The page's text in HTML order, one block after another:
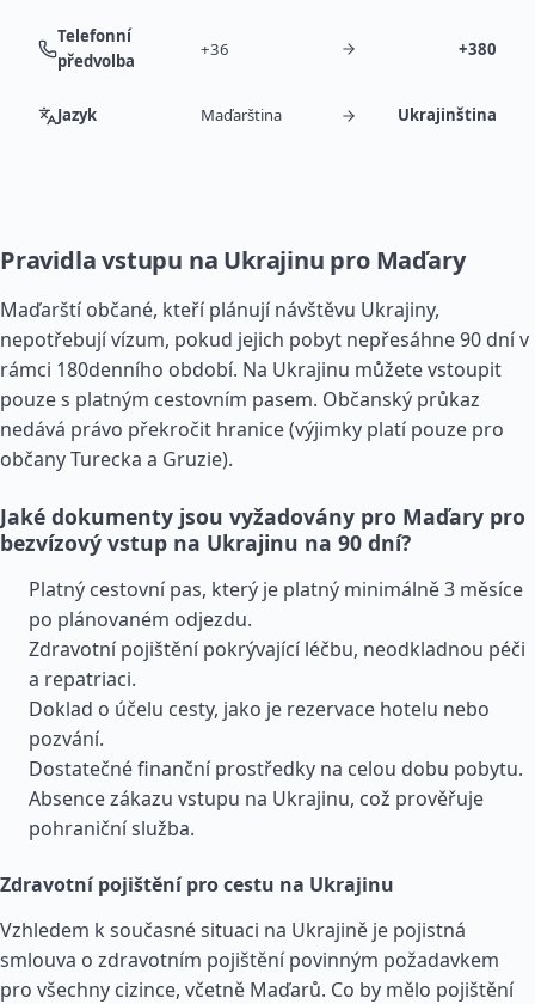
Telefonní
předvolba
+36 +380
Jazyk Maďarština Ukrajinština
Pravidla vstupu na Ukrajinu pro Maďary
Maďarští občané, kteří plánují návštěvu Ukrajiny,
nepotřebují vízum, pokud jejich pobyt nepřesáhne 90 dní v
rámci 180denního období. Na Ukrajinu můžete vstoupit
pouze s platným cestovním pasem. Občanský průkaz
nedává právo překročit hranice (výjimky platí pouze pro
občany Turecka a Gruzie).
Jaké dokumenty jsou vyžadovány pro Maďary pro
bezvízový vstup na Ukrajinu na 90 dní?
Platný cestovní pas, který je platný minimálně 3 měsíce
po plánovaném odjezdu.
Zdravotní pojištění pokrývající léčbu, neodkladnou péči
a repatriaci.
Doklad o účelu cesty, jako je rezervace hotelu nebo
pozvání.
Dostatečné finanční prostředky na celou dobu pobytu.
Absence zákazu vstupu na Ukrajinu, což prověřuje
pohraniční služba.
Zdravotní pojištění pro cestu na Ukrajinu
Vzhledem k současné situaci na Ukrajině je pojistná
smlouva o zdravotním pojištění povinným požadavkem
pro všechny cizince, včetně Maďarů. Co by mělo pojištění